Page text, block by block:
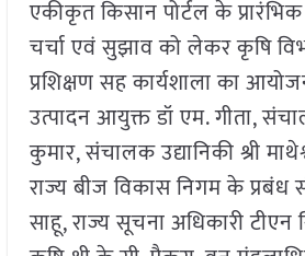
एकीकृत किसान पोर्टल के
चर्चा एवं सुझाव को लेकर कृषि
प्रशिक्षण सह कार्यशाला का
उत्पादन आयुक्त डॉ एम. गीता,
कुमार,संचालक उद्यानिकी श्री
राज्य बीज विकास निगम के प्रबंध
साहू,राज्य सूचना अधिकारी टीएन